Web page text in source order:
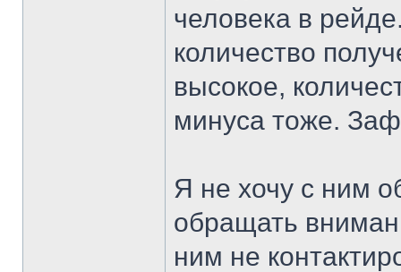
человека в
количество
высокое,
минуса тоже.
Я не хочу с ним
обращать
ним не